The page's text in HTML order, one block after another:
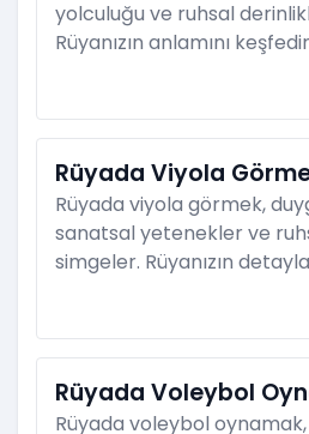
yolculuğu ve ruhsal
Rüyanızın anlamını
Rüyada Viyola
Rüyada viyola görmek,
sanatsal yetenekler ve
simgeler. Rüyanızın
Rüyada Voleybol
Rüyada voleybol